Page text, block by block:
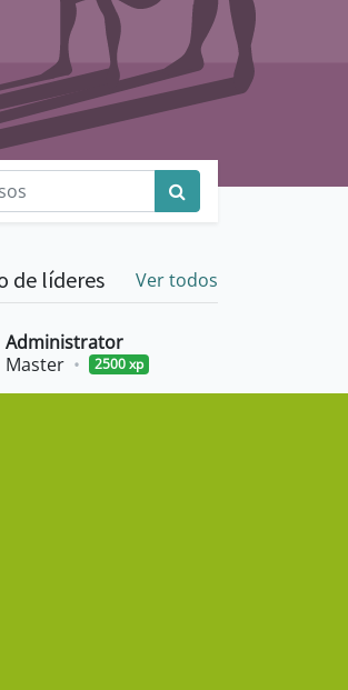
Ver todos
de líderes
Administrator
Master • 2500 xp